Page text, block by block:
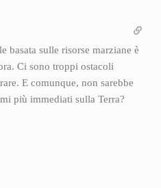
basata sulle risorse marziane è
Ci sono troppi ostacoli
E comunque, non sarebbe
più immediati sulla Terra?